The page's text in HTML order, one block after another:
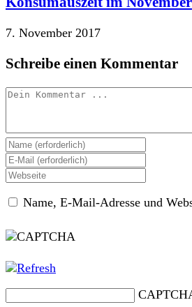
7. November 2017
Schreibe einen Kommentar
Kommentieren
Gib
deinen
Namen
oder
Benutzernamen
Kommentieren
ein
Gib
deine
E-
Mail-
zum
ein
Gib
Website-
ein
Name, E-Mail-Adresse und